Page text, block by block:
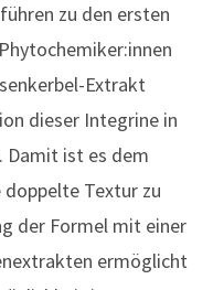
zu den ersten
Extrakt
dieser Integrine in
Damit ist es dem
doppelte Textur zu
der Formel mit einer
ermöglicht